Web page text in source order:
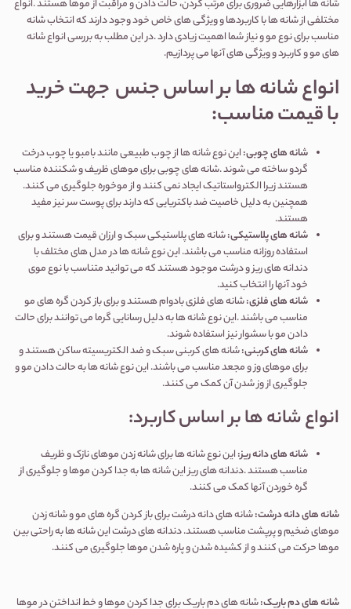
شانه ها ابزارهایی ضروری برای مرتب کردن، حالت دادن و مراقبت از موها هستند.انواع
مختلفی از شانه ها با کاربردها و ویژگی های خاص خود وجود دارند که انتخاب شانه
مناسب برای نوع مو و نیاز شما اهمیت زیادی دارد.در این مطلب به بررسی انواع شانه
های مو و کاربرد و ویژگی های آنها می پردازیم.
انواع شانه ها بر اساس جنس جهت خرید
با قیمت مناسب:
شانه های چوبی:این نوع شانه ها از چوب طبیعی مانند بامبو یا چوب درخت
گردو ساخته می شوند.شانه های چوبی برای موهای ظریف و شکننده مناسب
هستند زیرا الکترواستاتیک ایجاد نمی کنند و از موخوره جلوگیری می کنند.
همچنین به دلیل خاصیت ضد باکتریایی که دارند برای پوست سر نیز مفید
هستند.
شانه های پلاستیکی:شانه های پلاستیکی سبک و ارزان قیمت هستند و برای
استفاده روزانه مناسب می باشند. این نوع شانه ها در مدل های مختلف با
دندانه های ریز و درشت موجود هستند که می توانید متناسب با نوع موی
خود آنها را انتخاب کنید.
شانه های فلزی:شانه های فلزی بادوام هستند و برای باز کردن گره های مو
مناسب می باشند.این نوع شانه ها به دلیل رسانایی گرما می توانند برای حالت
دادن مو با سشوار نیز استفاده شوند.
شانه های کربنی:شانه های کربنی سبک و ضد الکتریسیته ساکن هستند و
برای موهای وز و مجعد مناسب می باشند. این نوع شانه ها به حالت دادن مو و
جلوگیری از وز شدن آن کمک می کنند.
انواع شانه ها بر اساس کاربرد:
شانه های دانه ریز:این نوع شانه ها برای شانه زدن موهای نازک و ظریف
مناسب هستند.دندانه های ریز این شانه ها به جدا کردن موها و جلوگیری از
گره خوردن آنها کمک می کنند.
شانه های دانه درشت:شانه های دانه درشت برای باز کردن گره های مو و شانه زدن
موهای ضخیم و پرپشت مناسب هستند. دندانه های درشت این شانه ها به راحتی بین
موها حرکت می کنند و از کشیده شدن و پاره شدن موها جلوگیری می کنند.
شانه های دم باریک:شانه های دم باریک برای جدا کردن موها و خط انداختن در موها